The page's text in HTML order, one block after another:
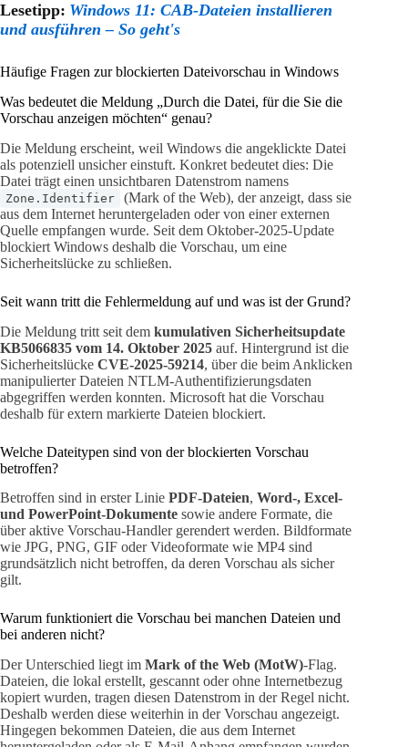
Lesetipp: Windows 11: CAB-Dateien installieren
und ausführen – So geht's
Häufige Fragen zur blockierten Dateivorschau in Windows
Was bedeutet die Meldung „Durch die Datei, für die Sie die
Vorschau anzeigen möchten“ genau?
Die Meldung erscheint, weil Windows die angeklickte Datei
als potenziell unsicher einstuft. Konkret bedeutet dies: Die
Datei trägt einen unsichtbaren Datenstrom namens
Zone.Identifier
(Mark of the Web), der anzeigt, dass sie
aus dem Internet heruntergeladen oder von einer externen
Quelle empfangen wurde. Seit dem Oktober-2025-Update
blockiert Windows deshalb die Vorschau, um eine
Sicherheitslücke zu schließen.
Seit wann tritt die Fehlermeldung auf und was ist der Grund?
Die Meldung tritt seit dem kumulativen Sicherheitsupdate
KB5066835 vom 14. Oktober 2025 auf. Hintergrund ist die
Sicherheitslücke CVE-2025-59214, über die beim Anklicken
manipulierter Dateien NTLM-Authentifizierungsdaten
abgegriffen werden konnten. Microsoft hat die Vorschau
deshalb für extern markierte Dateien blockiert.
Welche Dateitypen sind von der blockierten Vorschau
betroffen?
Betroffen sind in erster Linie PDF-Dateien, Word-, Excel-
und PowerPoint-Dokumente sowie andere Formate, die
über aktive Vorschau-Handler gerendert werden. Bildformate
wie JPG, PNG, GIF oder Videoformate wie MP4 sind
grundsätzlich nicht betroffen, da deren Vorschau als sicher
gilt.
Warum funktioniert die Vorschau bei manchen Dateien und
bei anderen nicht?
Der Unterschied liegt im Mark of the Web (MotW)-Flag.
Dateien, die lokal erstellt, gescannt oder ohne Internetbezug
kopiert wurden, tragen diesen Datenstrom in der Regel nicht.
Deshalb werden diese weiterhin in der Vorschau angezeigt.
Hingegen bekommen Dateien, die aus dem Internet